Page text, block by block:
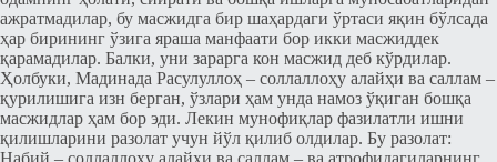
ажратмадилар, бу масжидга бир шаҳардаги ўртаси яқин бўлсада
ҳар бирининг ўзига яраша манфаати бор икки масжиддек
қарамадилар. Балки, уни зарарга кон масжид деб кўрдилар.
Ҳолбуки, Мадинада Расулуллоҳ ‒ соллаллоҳу алайҳи ва саллам ‒
қурилишига изн берган, ўзлари ҳам унда намоз ўқиган бошқа
масжидлар ҳам бор эди. Лекин мунофиқлар фазилатли ишни
қилишларини разолат учун йўл қилиб олдилар. Бу разолат:
Набий ‒ соллаллоҳу алайҳи ва саллам ‒ ва атрофидагиларнинг